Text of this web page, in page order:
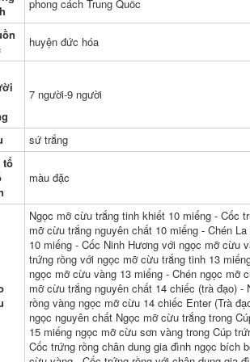
di động đơn
một nồi ba
hai cốc cốc
bình trà du
852,000
bộ ấm chén du lịch
Bị Cắm Trại
Trại Du Lịch
Bộ Trà Di Động
Trà Trà Di Động
Trà ấm trà du lịch
bộ ấm chén trà du
lịch Du Lịch Ngoài
Trời Trà Di Động Ấm
Trà Sử Dụng Cá
Ánh Sáng Cao
Cao Cấp Kung
Trà Thủy Tinh Bộ
ấm trà du lịch
Cắm Trại Du Lịch Trà
Bộ Cá Nhân Di Động
Nhanh Cốc Di Động
kung fu trà
cốc, Hai cốc,
sét màu tím
sa du lịch
261,000
Bộ trà du lịch di
động cắm trại
trời du lịch thiết
pha trà đi kèm
nhanh một nồi
cốc bộ bình trà
túi đựng đi du
273,000
bộ ấm trà du
phong cách Trung Quốc
huyện đức hóa
7 người-9 người
sứ trắng
tố
màu đặc
Ngọc mỡ cừu trắng tinh khiết 10 miếng - Cốc
mỡ cừu trắng nguyên chất 10 miếng - Chén
10 miếng - Cốc Ninh Hương với ngọc mỡ cừu
trứng rồng với ngọc mỡ cừu trắng tinh 13
ngọc mỡ cừu vàng 13 miếng - Chén ngọc mỡ
mỡ cừu trắng nguyên chất 14 chiếc (trà đạo)
rồng vàng ngọc mỡ cừu 14 chiếc Enter (Trà
ngọc nguyên chất Ngọc mỡ cừu trắng trong
15 miếng ngọc mỡ cừu sơn vàng trong Cúp
Cốc trứng rồng chân dung gia đình ngọc bích